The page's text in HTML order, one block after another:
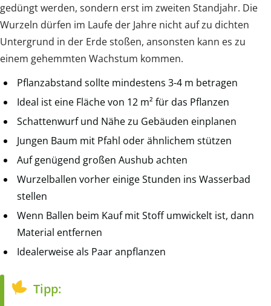
gedüngt werden, sondern erst im zweiten Standjahr. Die
Wurzeln dürfen im Laufe der Jahre nicht auf zu dichten
Untergrund in der Erde stoßen, ansonsten kann es zu
einem gehemmten Wachstum kommen.
Pflanzabstand sollte mindestens 3-4 m betragen
Ideal ist eine Fläche von 12 m² für das Pflanzen
Schattenwurf und Nähe zu Gebäuden einplanen
Jungen Baum mit Pfahl oder ähnlichem stützen
Auf genügend großen Aushub achten
Wurzelballen vorher einige Stunden ins Wasserbad
stellen
Wenn Ballen beim Kauf mit Stoff umwickelt ist, dann
Material entfernen
Idealerweise als Paar anpflanzen
Tipp: